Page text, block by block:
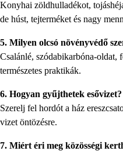
Konyhai zöldhulladékot,
de húst, tejterméket és nagy
5. Milyen olcsó növényvédő
Csalánlé, szódabikarbóna-oldat,
természetes praktikák.
6. Hogyan gyűjthetek esővizet?
Szerelj fel hordót a ház
vizet öntözésre.
7. Miért éri meg közösségi